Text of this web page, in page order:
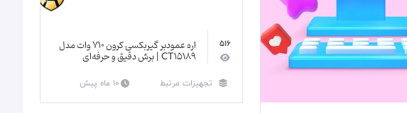
516 اره عمودبر گیربکسی کرون 710 وات مدل
CT15189 | برش دقیق و حرفه‌ای
تجهیزات مرتبط 10 ماه پیش